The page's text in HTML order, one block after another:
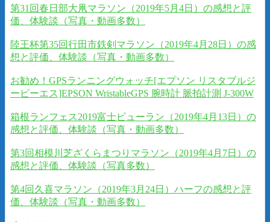
第31回春日部大凧マラソン（2019年5月4日）の感想と評
価、体験談（写真・動画多数）
陸王杯第35回行田市鉄剣マラソン（2019年4月28日）の感
想と評価、体験談（写真・動画多数）
お勧め！GPSランニングウォッチ[エプソン リスタブルジ
ーピーエス]EPSON WristableGPS 腕時計 脈拍計測 J-300W
箱根ランフェス2019富士ビューラン（2019年4月13日）の
感想と評価、体験談（写真・動画多数）
第3回相模川芝ざくらまつりマラソン（2019年4月7日）の
感想と評価、体験談（写真多数）
第4回久喜マラソン（2019年3月24日）ハーフの感想と評
価、体験談（写真・動画多数）